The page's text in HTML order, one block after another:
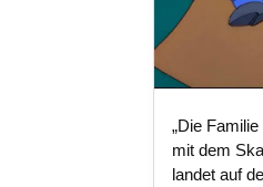
„Die
mit dem
landet auf